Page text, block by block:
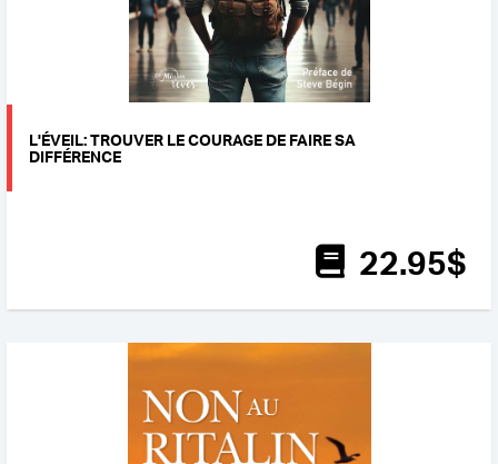
L'ÉVEIL: TROUVER LE COURAGE DE FAIRE SA
DIFFÉRENCE
22.95$